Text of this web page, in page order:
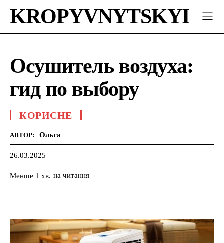
KROPYVNYTSKYI
Осушитель воздуха:
гид по выбору
КОРИСНЕ
АВТОР: Ольга
26.03.2025
Менше 1 хв. на читання